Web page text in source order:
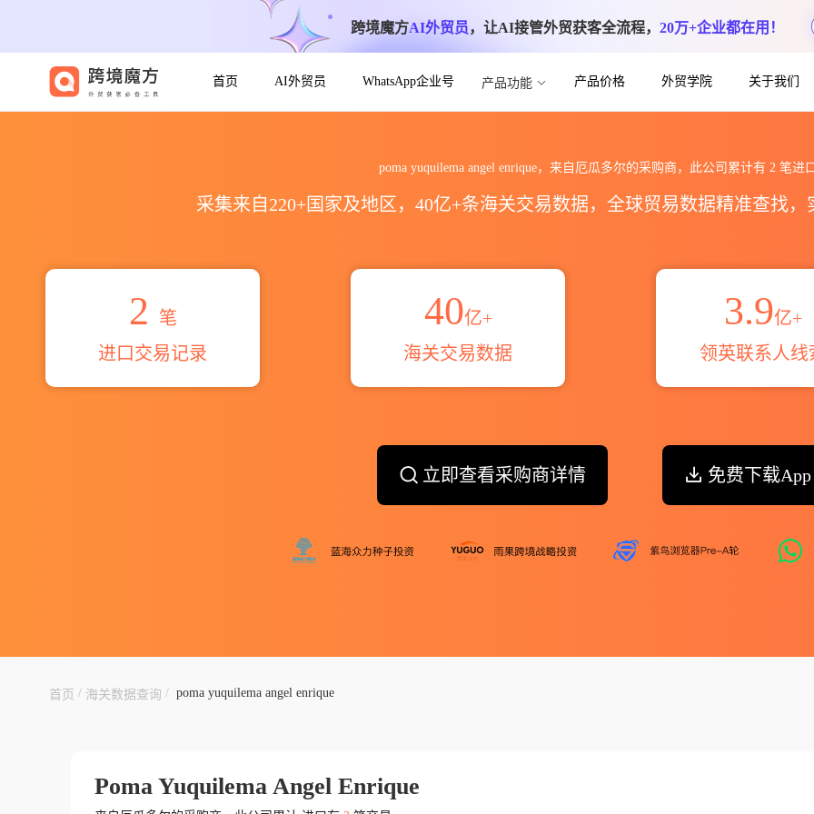
跨境魔方AI外贸员，让AI接管外贸获客全流程， 20万+企业都在用！
首页 AI外贸员 WhatsApp企业号 产品功能 产品价格 外贸学院 关于我们
poma yuquilema angel enrique，来自厄瓜多尔的采购商，此公司累计有 2笔进
采集来自220+国家及地区，40亿+条海关交易数据，全球贸易数据精准查找
2
笔
进口交易记录
40亿+
海关交易数据
3.9亿+
领英联系人线
立即查看采购商详情 免费下载App
首页 / 海关数据查询 / poma yuquilema angel enrique
Poma Yuquilema Angel Enrique